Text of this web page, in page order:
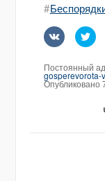
Постоянный
gosperevorota-
Опубликовано